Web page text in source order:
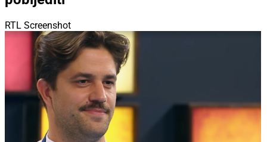
RTL Screenshot